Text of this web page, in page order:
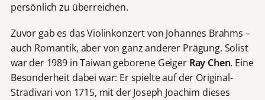
persönlich zu überreichen.
Zuvor gab es das Violinkonzert von Johannes Brahms –
auch Romantik, aber von ganz anderer Prägung. Solist
war der 1989 in Taiwan geborene Geiger Ray Chen. Eine
Besonderheit dabei war: Er spielte auf der Original-
Stradivari von 1715, mit der Joseph Joachim dieses